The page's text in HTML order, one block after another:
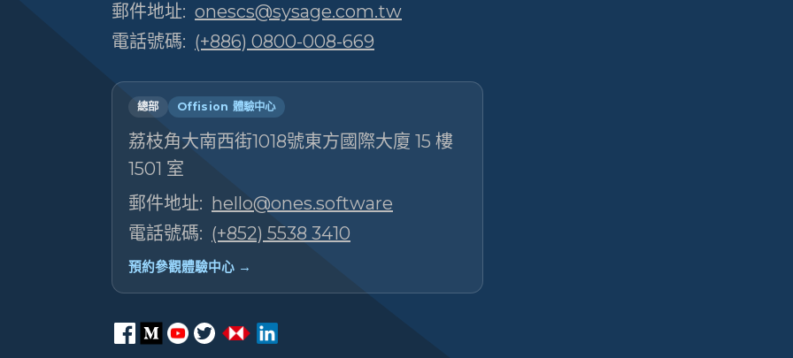
郵件地址: onescs@sysage.com.tw
電話號碼: (+886) 0800-008-669
總部 Offision 體驗中心
荔枝角大南西街1018號東方國際大廈 15 樓
1501 室
郵件地址: hello@ones.software
電話號碼: (+852) 5538 3410
預約參觀體驗中心 →